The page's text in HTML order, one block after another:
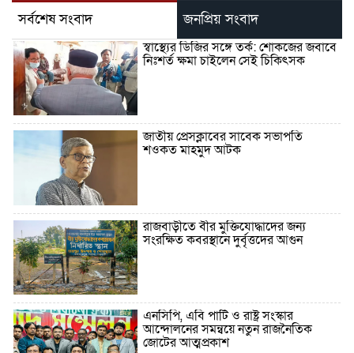
সর্বশেষ সংবাদ জনপ্রিয় সংবাদ
স্বাস্থ্যের ডিজির সঙ্গে তর্ক: শোকজের জবাবে
নিঃশর্ত ক্ষমা চাইলেন সেই চিকিৎসক
জাতীয় প্রেসক্লাবের সাবেক সভাপতি
শওকত মাহমুদ আটক
রাজবাড়ীতে বীর মুক্তিযোদ্ধাদের জন্য
সংরক্ষিত কবরস্থানে দুর্বৃত্তদের আগুন
এনসিপি, এবি পার্টি ও রাষ্ট্র সংস্কার
আন্দোলনের সমন্বয়ে নতুন রাজনৈতিক
জোটের আত্মপ্রকাশ